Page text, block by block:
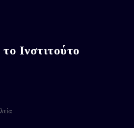
Ινστιτούτο